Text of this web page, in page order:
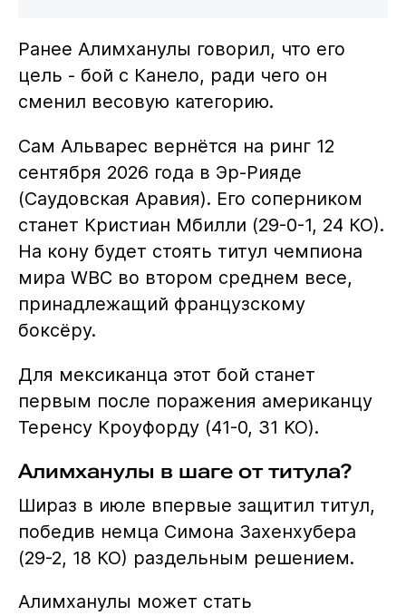
Ранее Алимханулы говорил, что его
цель - бой с Канело, ради чего он
сменил весовую категорию.
Сам Альварес вернётся на ринг 12
сентября 2026 года в Эр-Рияде
(Саудовская Аравия). Его соперником
станет Кристиан Мбилли (29-0-1, 24 КО).
На кону будет стоять титул чемпиона
мира WBC во втором среднем весе,
принадлежащий французскому
боксёру.
Для мексиканца этот бой станет
первым после поражения американцу
Теренсу Кроуфорду (41-0, 31 KO).
Алимханулы в шаге от титула?
Шираз в июле впервые защитил титул,
победив немца Симона Захенхубера
(29-2, 18 КО) раздельным решением.
Алимханулы может стать